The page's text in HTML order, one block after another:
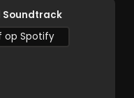
Soundtrack
op Spotify